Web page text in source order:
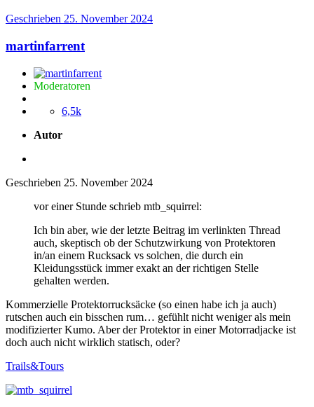
Geschrieben 25. November 2024
martinfarrent
Moderatoren
6,5k
Autor
Geschrieben 25. November 2024
vor einer Stunde schrieb mtb_squirrel:
Ich bin aber, wie der letzte Beitrag im verlinkten Thread
auch, skeptisch ob der Schutzwirkung von Protektoren
in/an einem Rucksack vs solchen, die durch ein
Kleidungsstück immer exakt an der richtigen Stelle
gehalten werden.
Kommerzielle Protektorrucksäcke (so einen habe ich ja auch)
rutschen auch ein bisschen rum… gefühlt nicht weniger als mein
modifizierter Kumo. Aber der Protektor in einer Motorradjacke ist
doch auch nicht wirklich statisch, oder?
Trails&Tours